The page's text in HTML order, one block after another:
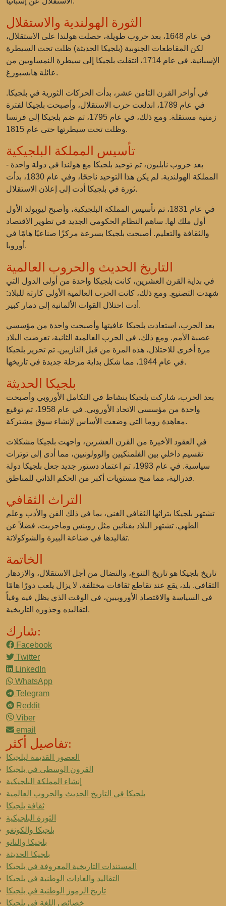
الثورة الهولندية والاستقلال
في عام 1648، بعد حروب طويلة، حصلت هولندا على الاستقلال،
لكن المقاطعات الجنوبية (بلجيكا الحديثة) ظلت تحت السيطرة
الإسبانية. في عام 1714، انتقلت بلجيكا إلى سيطرة النمساويين من
عائلة هابسبورغ.
في أواخر القرن الثامن عشر، بدأت الحركات الثورية في بلجيكا.
في عام 1789، اندلعت حرب الاستقلال، وأصبحت بلجيكا لفترة
زمنية مستقلة. ومع ذلك، في عام 1795، تم ضم بلجيكا إلى فرنسا
وظلت تحت سيطرتها حتى عام 1815.
تأسيس المملكة البلجيكية
بعد حروب نابليون، تم توحيد بلجيكا مع هولندا في دولة واحدة -
المملكة الهولندية. لم يكن هذا التوحيد ناجحًا، وفي عام 1830، بدأت
ثورة في بلجيكا أدت إلى إعلان الاستقلال.
في عام 1831، تم تأسيس المملكة البلجيكية، وأصبح ليوبولد الأول
أول ملك لها. ساهم النظام الحكومي الجديد في تطوير الاقتصاد
والثقافة والتعليم. أصبحت بلجيكا بسرعة مركزًا صناعيًا هامًا في
أوروبا.
التاريخ الحديث والحروب العالمية
في بداية القرن العشرين، كانت بلجيكا واحدة من أولى الدول التي
شهدت التصنيع. ومع ذلك، كانت الحرب العالمية الأولى كارثة للبلاد:
أدت احتلال القوات الألمانية إلى دمار كبير.
بعد الحرب، استعادت بلجيكا عافيتها وأصبحت واحدة من مؤسسي
عصبة الأمم. ومع ذلك، في الحرب العالمية الثانية، تعرضت البلاد
مرة أخرى للاحتلال، هذه المرة من قبل النازيين. تم تحرير بلجيكا
في عام 1944، مما شكل بداية مرحلة جديدة في تاريخها.
بلجيكا الحديثة
بعد الحرب، شاركت بلجيكا بنشاط في التكامل الأوروبي وأصبحت
واحدة من مؤسسي الاتحاد الأوروبي. في عام 1958، تم توقيع
معاهدة روما التي وضعت الأساس لإنشاء سوق مشتركة.
في العقود الأخيرة من القرن العشرين، واجهت بلجيكا مشكلات
تقسيم داخلي بين الفلمنكيين والوولونيين، مما أدى إلى توترات
سياسية. في عام 1993، تم اعتماد دستور جديد جعل بلجيكا دولة
فدرالية، مما منح مستويات أكبر من الحكم الذاتي للمناطق.
التراث الثقافي
تشتهر بلجيكا بتراثها الثقافي الغني، بما في ذلك الفن والأدب وعلم
الطهي. تشتهر البلاد بفنانين مثل روبنس وماجريت، فضلاً عن
تقاليدها في صناعة البيرة والشوكولاتة.
الخاتمة
تاريخ بلجيكا هو تاريخ التنوع، والنضال من أجل الاستقلال، والازدهار
الثقافي. بلد، يقع عند تقاطع ثقافات مختلفة، لا يزال يلعب دورًا هامًا
في السياسة والاقتصاد الأوروبيين، في الوقت الذي يظل فيه وفياً
لتقاليده وجذوره التاريخية.
شارك:
Facebook
Twitter
LinkedIn
WhatsApp
Telegram
Reddit
Viber
email
تفاصيل أكثر:
العصور القديمة لبلجيكا
القرون الوسطى في بلجيكا
إنشاء المملكة البلجيكية
بلجيكا في التاريخ الحديث والحروب العالمية
ثقافة بلجيكا
الثورة البلجيكية
بلجيكا والكونغو
بلجيكا والناتو
بلجيكا الحديثة
المستندات التاريخية المعروفة في بلجيكا
التقاليد والعادات الوطنية في بلجيكا
تاريخ الرموز الوطنية في بلجيكا
خصائص اللغة في بلجيكا